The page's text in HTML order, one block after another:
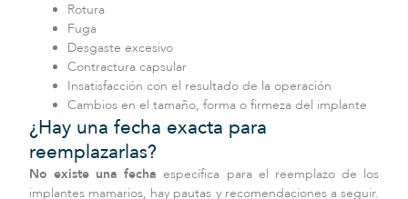
Rotura
Fuga
Desgaste excesivo
Contractura capsular
Insatisfacción con el resultado de la operación
Cambios en el tamaño, forma o firmeza del implante
¿Hay una fecha exacta para
reemplazarlas?
No existe una fecha específica para el reemplazo de los
implantes mamarios, hay pautas y recomendaciones a seguir.